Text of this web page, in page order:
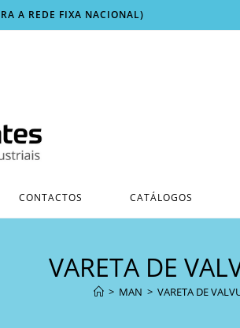
A REDE FIXA NACIONAL)
CONTACTOS CATÁLOGOS
VARETA DE
> MAN > VARETA DE